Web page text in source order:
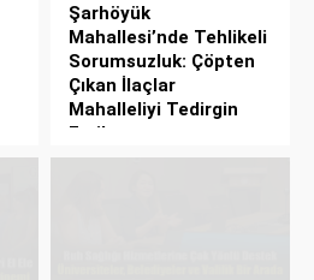
Şarhöyük
Mahallesi’nde Tehlikeli
Sorumsuzluk: Çöpten
Çıkan İlaçlar
Mahalleliyi Tedirgin
Etti!